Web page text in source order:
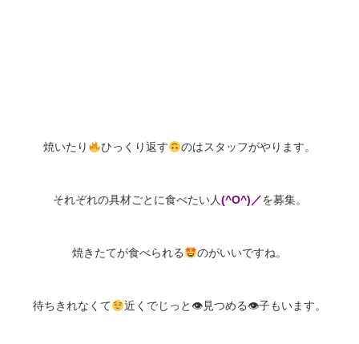
焼いたり ひっくり返す のはスタッフがやります。
それぞれの具材ごとに食べたい人(^O^)／を募集。
焼きたてが食べられる のがいいですね。
待ちきれなくて 近くでじっと👁見つめる👁子もいます。